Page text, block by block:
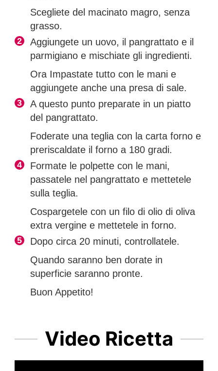
Scegliete del macinato magro, senza
grasso.
Aggiungete un uovo, il pangrattato e il
parmigiano e mischiate gli ingredienti.
Ora Impastate tutto con le mani e
aggiungete anche una presa di sale.
A questo punto preparate in un piatto
del pangrattato.
Foderate una teglia con la carta forno e
preriscaldate il forno a 180 gradi.
Formate le polpette con le mani,
passatele nel pangrattato e mettetele
sulla teglia.
Cospargetele con un filo di olio di oliva
extra vergine e mettetele in forno.
Dopo circa 20 minuti, controllatele.
Quando saranno ben dorate in
superficie saranno pronte.
Buon Appetito!
Video Ricetta